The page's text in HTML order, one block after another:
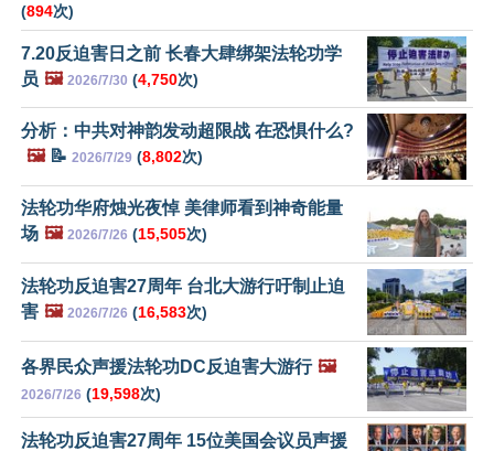
(894次)
7.20反迫害日之前 长春大肆绑架法轮功学
员 🖼️ 2026/7/30 (4,750次)
分析：中共对神韵发动超限战 在恐惧什么?
🖼️📝 2026/7/29 (8,802次)
法轮功华府烛光夜悼 美律师看到神奇能量
场 🖼️ 2026/7/26 (15,505次)
法轮功反迫害27周年 台北大游行吁制止迫
害 🖼️ 2026/7/26 (16,583次)
各界民众声援法轮功DC反迫害大游行 🖼️
2026/7/26 (19,598次)
法轮功反迫害27周年 15位美国会议员声援